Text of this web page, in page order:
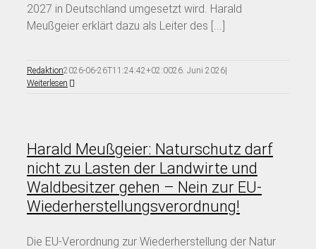
2027 in Deutschland umgesetzt wird. Harald
Meußgeier erklärt dazu als Leiter des [...]
Redaktion2026-06-26T11:24:42+02:0026. Juni 2026|
Weiterlesen
Harald Meußgeier: Naturschutz darf
nicht zu Lasten der Landwirte und
Waldbesitzer gehen – Nein zur EU-
Wiederherstellungsverordnung!
Die EU-Verordnung zur Wiederherstellung der Natur